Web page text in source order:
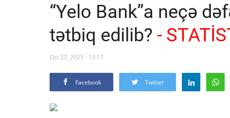
“Yelo Bank”a neçə
tətbiq edilib? -
Oct 27, 2025 - 13:17
Facebook Twitter